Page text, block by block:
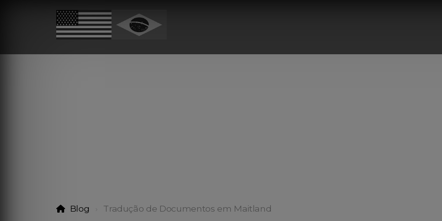
Blog Tradução de Documentos em Maitland